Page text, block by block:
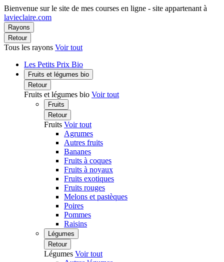
Bienvenue sur le site de mes courses en ligne - site appartenant à
lavieclaire.com
Rayons
Retour
Tous les rayons Voir tout
Les Petits Prix Bio
Fruits et légumes bio
Retour
Fruits et légumes bio Voir tout
Fruits
Retour
Fruits Voir tout
Agrumes
Autres fruits
Bananes
Fruits à coques
Fruits à noyaux
Fruits exotiques
Fruits rouges
Melons et pastèques
Poires
Pommes
Raisins
Légumes
Retour
Légumes Voir tout